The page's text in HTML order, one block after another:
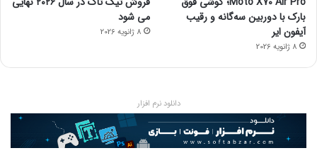
بارک با دوربین سه‌گانه و رقیب
آیفون ایر
8 ژانویه 2026
می شود
8 ژانویه 2026
دانلود نرم افزار